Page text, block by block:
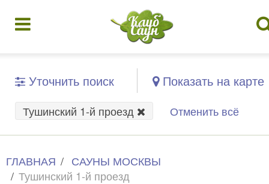
Уточнить поиск Показать на карте
Тушинский 1-й проезд Отменить всё
ГЛАВНАЯ
САУНЫ МОСКВЫ
Тушинский 1-й проезд